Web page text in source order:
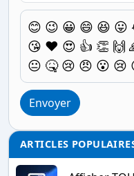
😊 😉 😀 😄 😆 😛
😘 ❤️ 😍 👍 👏 🙌
😐 🤒 😢 😠 😮 😢
Envoyer
ARTICLES